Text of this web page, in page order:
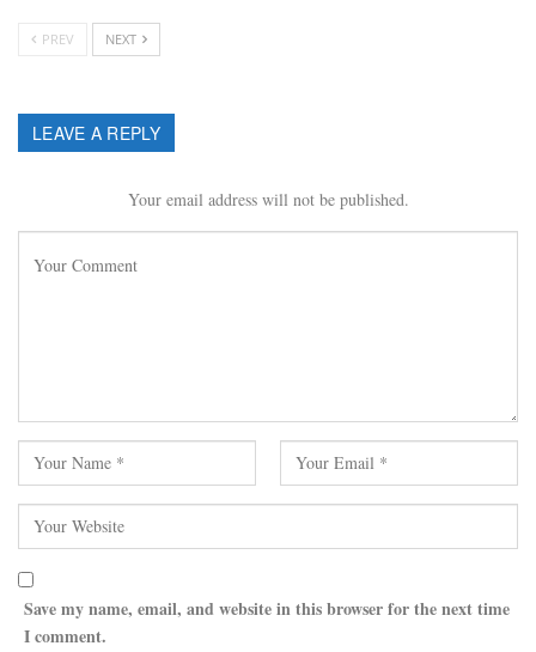
PREV NEXT
LEAVE A REPLY
Your email address will not be published.
Save my name, email, and website in this browser for the next time
I comment.